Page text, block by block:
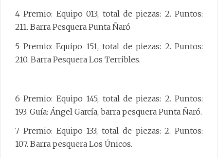
4 Premio: Equipo 013, total de piezas: 2. Puntos:
211. Barra Pesquera Punta Ñaró
5 Premio: Equipo 151, total de piezas: 2. Puntos:
210. Barra Pesquera Los Terribles.
6 Premio: Equipo 145, total de piezas: 2. Puntos:
193. Guía: Ángel García, barra pesquera Punta Ñaró.
7 Premio: Equipo 133, total de piezas: 2. Puntos:
107. Barra pesquera Los Únicos.